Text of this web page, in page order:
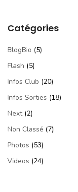
Catégories
BlogBio (5)
Flash (5)
Infos Club (20)
Infos Sorties (18)
Next(2)
Non Classé (7)
Photos (53)
Videos (24)